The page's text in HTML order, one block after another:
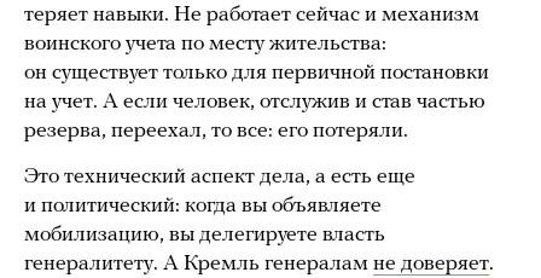
теряет навыки. Не работает сейчас и механизм
воинского учета по месту жительства:
он существует только для первичной постановки
на учет. А если человек, отслужив и став частью
резерва, переехал, то все: его потеряли.
Это технический аспект дела, а есть еще
и политический: когда вы объявляете
мобилизацию, вы делегируете власть
генералитету. А Кремль генералам не доверяет.